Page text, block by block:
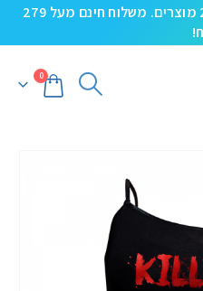
5% הנחה קופון TAKE5 בקניית 2 מוצרים. משלוח חינם מעל 279
0